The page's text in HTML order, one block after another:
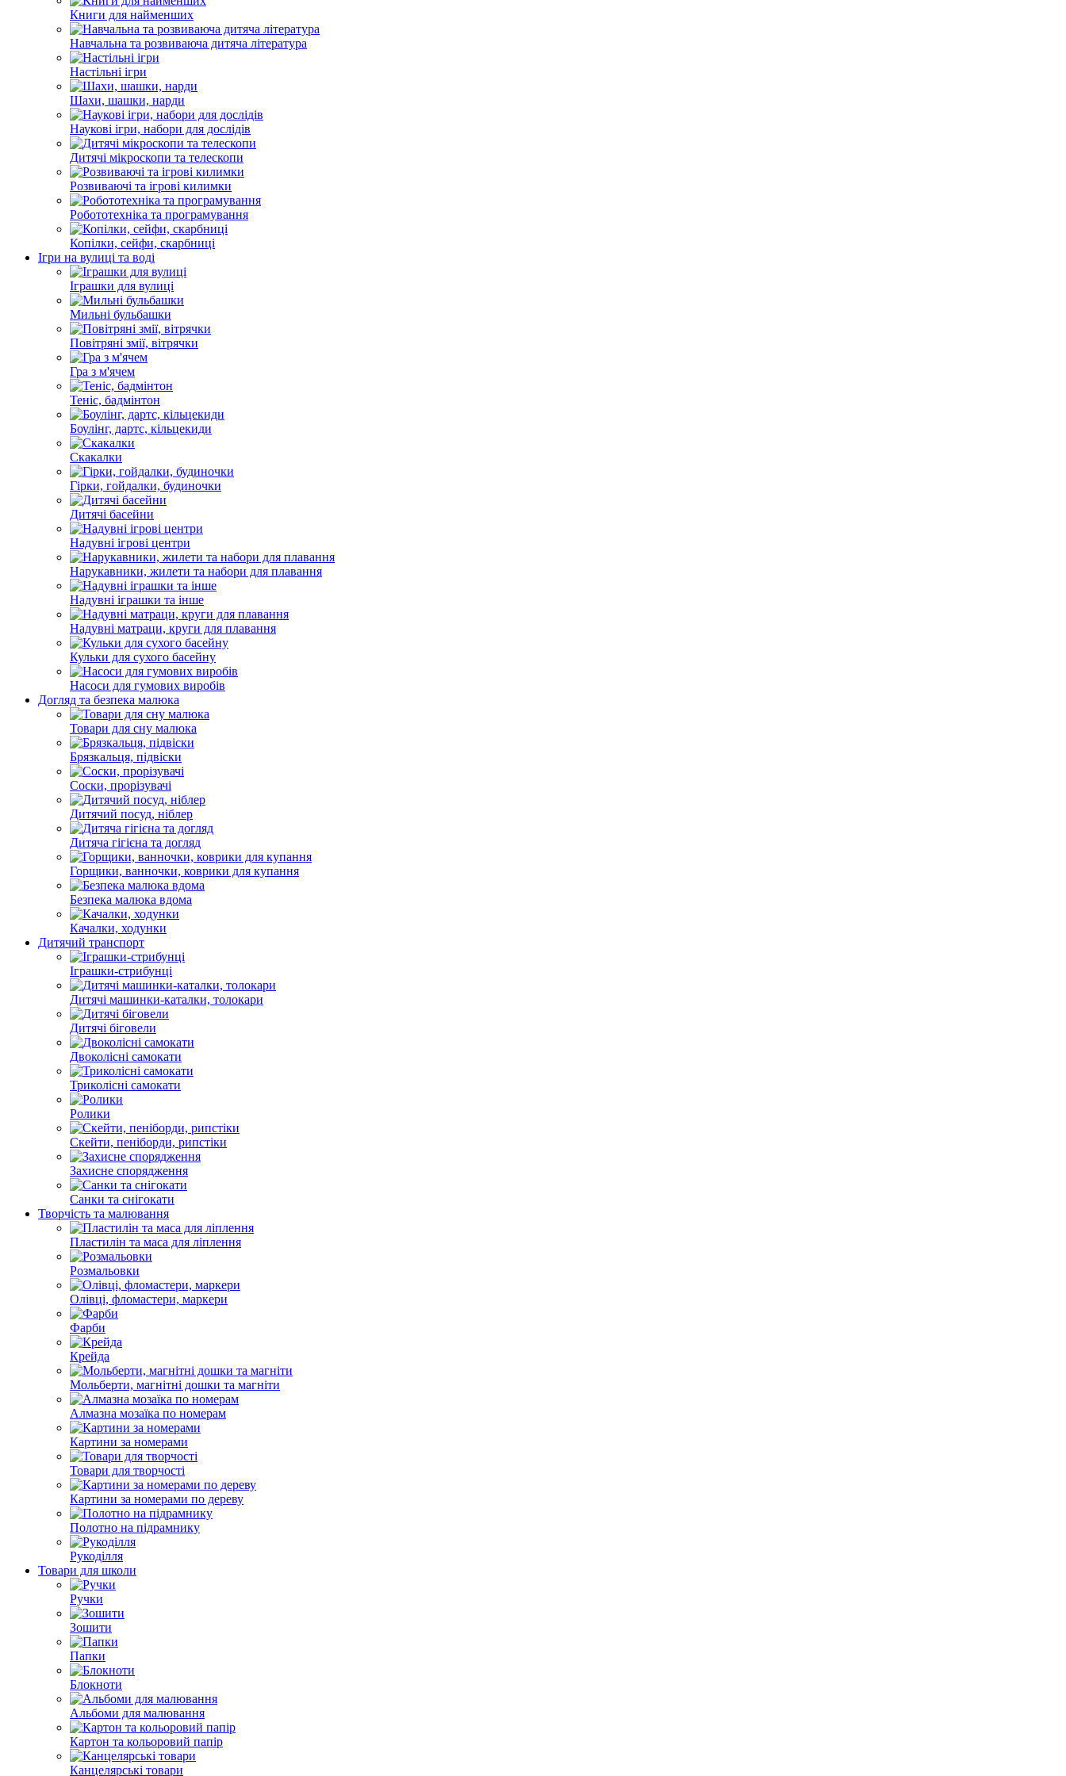
Книги для найменших
Навчальна та розвиваюча дитяча література
Настільні ігри
Шахи, шашки, нарди
Наукові ігри, набори для дослідів
Дитячі мікроскопи та телескопи
Розвиваючі та ігрові килимки
Робототехніка та програмування
Копілки, сейфи, скарбниці
Ігри на вулиці та воді
Іграшки для вулиці
Мильні бульбашки
Повітряні змії, вітрячки
Гра з м'ячем
Теніс, бадмінтон
Боулінг, дартс, кільцекиди
Скакалки
Гірки, гойдалки, будиночки
Дитячі басейни
Надувні ігрові центри
Нарукавники, жилети та набори для плавання
Надувні іграшки та інше
Надувні матраци, круги для плавання
Кульки для сухого басейну
Насоси для гумових виробів
Догляд та безпека малюка
Товари для сну малюка
Брязкальця, підвіски
Соски, прорізувачі
Дитячий посуд, ніблер
Дитяча гігієна та догляд
Горщики, ванночки, коврики для купання
Безпека малюка вдома
Качалки, ходунки
Дитячий транспорт
Іграшки-стрибунці
Дитячі машинки-каталки, толокари
Дитячі біговели
Двоколісні cамокати
Триколісні cамокати
Ролики
Скейти, пеніборди, рипстіки
Захисне спорядження
Санки та снігокати
Творчість та малювання
Пластилін та маса для ліплення
Розмальовки
Олівці, фломастери, маркери
Фарби
Крейда
Мольберти, магнітні дошки та магніти
Алмазна мозаїка по номерам
Картини за номерами
Товари для творчості
Картини за номерами по дереву
Полотно на підрамнику
Рукоділля
Товари для школи
Ручки
Зошити
Папки
Блокноти
Альбоми для малювання
Картон та кольоровий папір
Канцелярські товари